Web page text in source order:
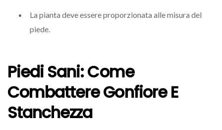
La pianta deve essere proporzionata alle misura del
piede.
Piedi Sani: Come
Combattere Gonfiore E
Stanchezza